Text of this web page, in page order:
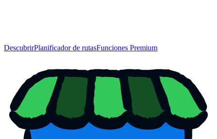
DescubrirPlanificador de rutasFunciones Premium